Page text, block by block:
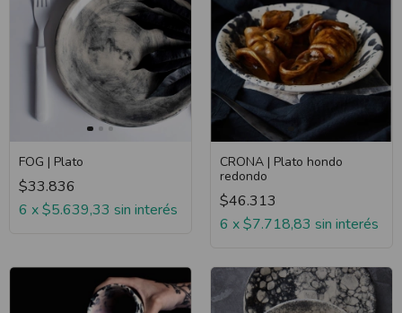
FOG | Plato
$33.836
6 x$5.639,33 sin interés
CRONA | Plato hondo
redondo
$46.313
6 x$7.718,83 sin interés